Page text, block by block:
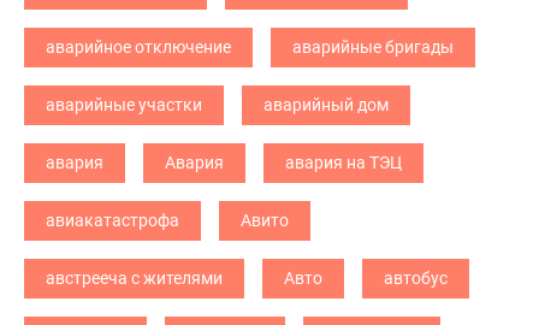
аварийное отключение аварийные бригады
аварийные участки аварийный дом
авария Авария авария на ТЭЦ
авиакатастрофа Авито
австрееча с жителями Авто автобус